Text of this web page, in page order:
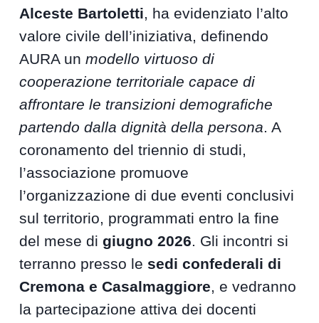
Alceste Bartoletti, ha evidenziato l’alto
valore civile dell’iniziativa, definendo
AURA unmodello virtuoso di
cooperazione territoriale capace di
affrontare le transizioni demografiche
partendo dalla dignità della persona. A
coronamento del triennio di studi,
l’associazione promuove
l’organizzazione di due eventi conclusivi
sul territorio, programmati entro la fine
del mese digiugno 2026. Gli incontri si
terranno presso le sedi confederali di
Cremona e Casalmaggiore, e vedranno
la partecipazione attiva dei docenti